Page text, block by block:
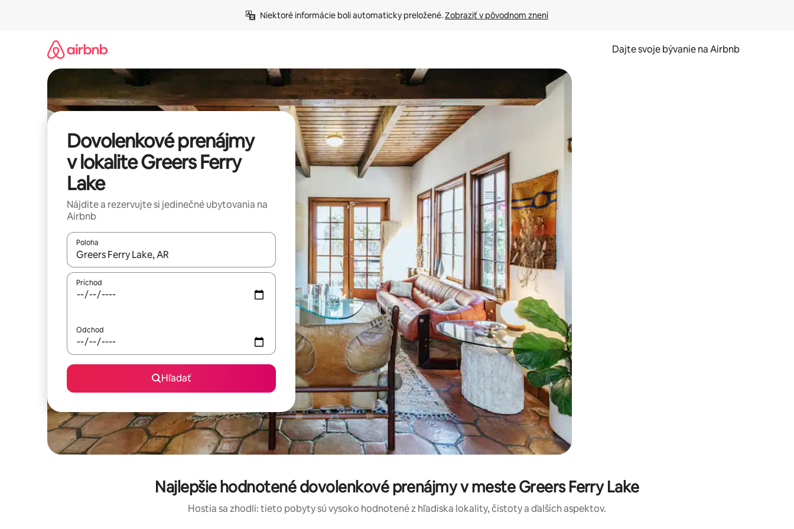
Niektoré informácie boli automaticky preložené. Zobraziť v pôvodnom znení
Dajte svoje bývanie na Airbnb
Dovolenkové prenájmy
v lokalite Greers Ferry
Lake
Nájdite a rezervujte si jedinečné ubytovania na
Airbnb
Poloha
Keď budú výsledky k dispozícii, môžete si ich prechádzať pomocou klávesov so šípkami nahor a nadol alebo ich preskúmať pomocou dotykových gest či potiahnutia prstom.
Príchod
Odchod
Hľadať
Najlepšie hodnotené dovolenkové prenájmy v meste Greers Ferry Lake
Hostia sa zhodli: tieto pobyty sú vysoko hodnotené z hľadiska lokality, čistoty a ďalších aspektov.